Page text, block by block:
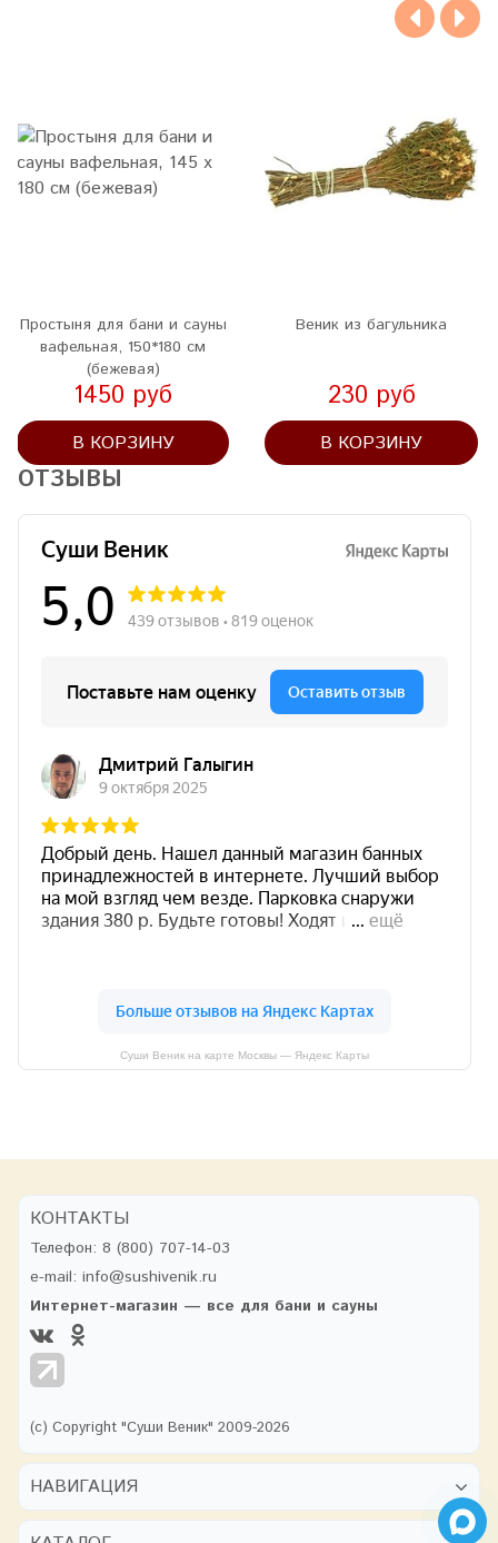
Простыня для бани и сауны
вафельная, 150*180 см
(бежевая)
1450 руб
В КОРЗИНУ
Веник из багульника
230 руб
В КОРЗИНУ
ОТЗЫВЫ
Суши Веник на карте Москвы — Яндекс Карты
КОНТАКТЫ
Телефон: 8 (800) 707-14-03
e-mail: info@sushivenik.ru
Интернет-магазин — все для бани и сауны
(с) Copyright "Суши Веник" 2009-2026
НАВИГАЦИЯ